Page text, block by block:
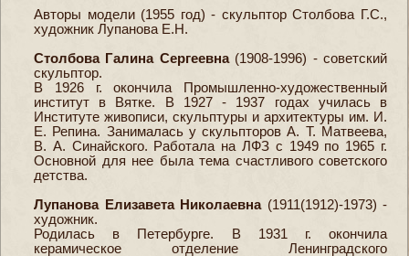
Авторы модели (1955 год) - скульптор Столбова Г.С.,
художник Лупанова Е.Н.
Столбова Галина Сергеевна(1908-1996) - советский
скульптор.
В 1926 г. окончила Промышленно-художественный
институт в Вятке. В 1927 - 1937 годах училась в
Институте живописи, скульптуры и архитектуры им. И.
Е. Репина. Занималась у скульпторов А. Т. Матвеева,
В. А. Синайского. Работала на ЛФЗ с 1949 по 1965 г.
Основной для нее была тема счастливого советского
детства.
Лупанова Елизавета Николаевна(1911(1912)-1973) -
художник.
Родилась в Петербурге. В 1931 г. окончила
керамическое отделение Ленинградского